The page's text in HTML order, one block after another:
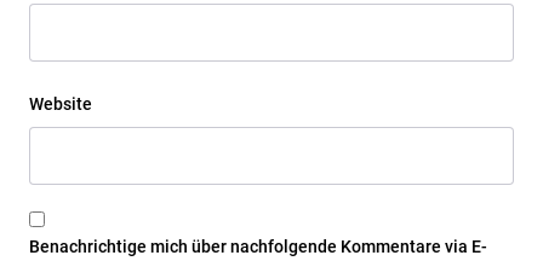
Website
Benachrichtige mich über nachfolgende Kommentare via E-